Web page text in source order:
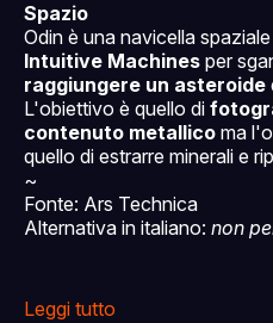
Spazio
Odin è una navicella
Intuitive Machines per
raggiungere un asteroide
L'obiettivo è quello di
contenuto metallico ma
quello di estrarre minerali e
~
Fonte: Ars Technica
Alternativa in italiano: non
Leggi tutto